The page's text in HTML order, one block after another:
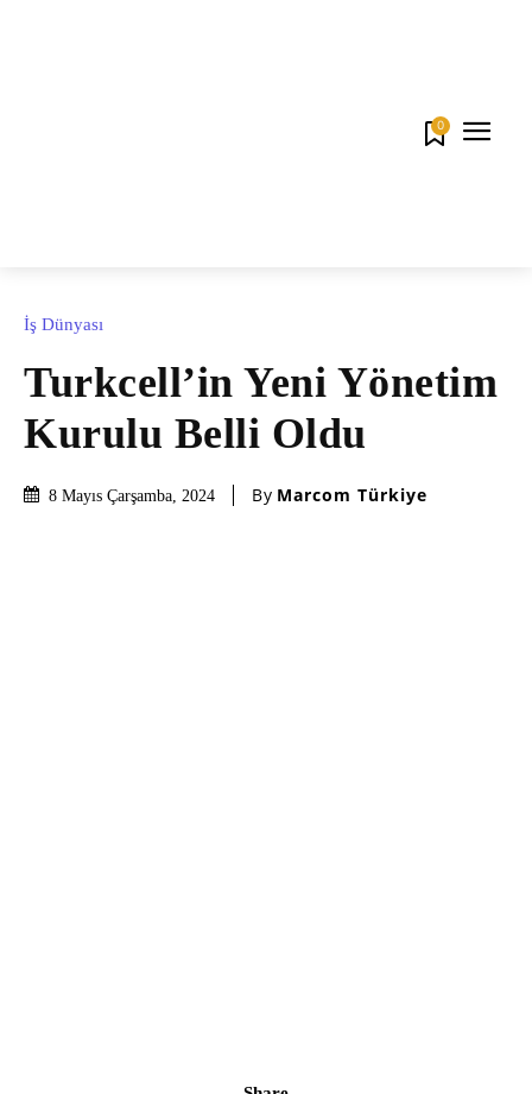
0
İş Dünyası
Turkcell’in Yeni Yönetim
Kurulu Belli Oldu
8 Mayıs Çarşamba, 2024 By Marcom Türkiye